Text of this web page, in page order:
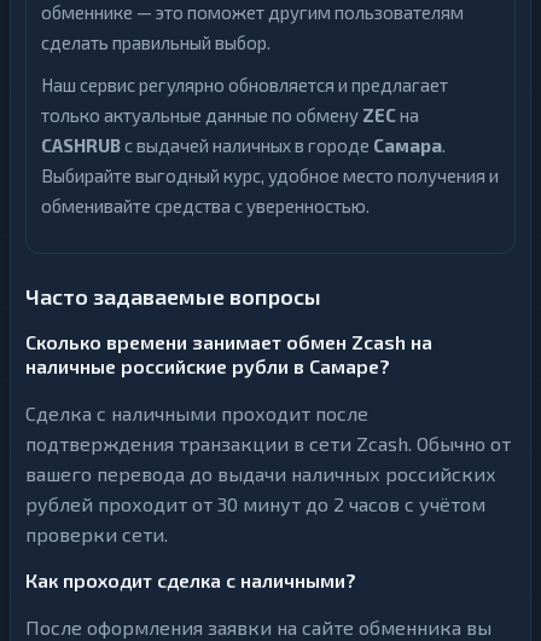
обменнике — это поможет другим пользователям
сделать правильный выбор.
Наш сервис регулярно обновляется и предлагает
только актуальные данные по обмену ZECна
CASHRUBс выдачей наличных в городе Самара.
Выбирайте выгодный курс, удобное место получения и
обменивайте средства с уверенностью.
Часто задаваемые вопросы
Сколько времени занимает обмен Zcash на
наличные российские рубли в Самаре?
Сделка с наличными проходит после
подтверждения транзакции в сети Zcash. Обычно от
вашего перевода до выдачи наличных российских
рублей проходит от 30 минут до 2 часов с учётом
проверки сети.
Как проходит сделка с наличными?
После оформления заявки на сайте обменника вы